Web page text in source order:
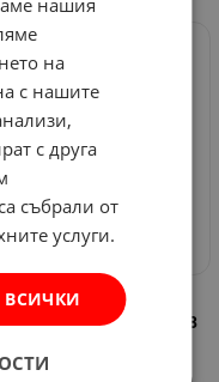
работна лампа
Flood & Spot Lights - 168
Арт.№: 585437
нашия
на
с нашите
с друга
събрали от
услуги.
ВСИЧКИ